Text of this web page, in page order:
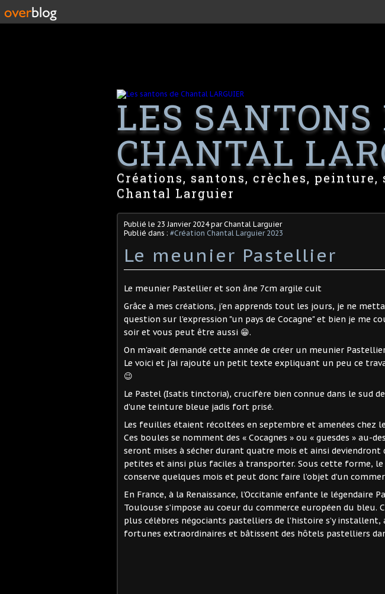
LES SANTONS
CHANTAL
Créations, santons, crèches,
Chantal Larguier
Publié le 23 Janvier 2024par Chantal Larguier
Publié dans : #Création Chantal Larguier 2023
Le meunier Pastellier
Le meunier Pastellier et son âne 7cm argile cuit
Grâce à mes créations, j'en apprends tout les jours, je ne
question sur l'expression "un pays de Cocagne" et bien je me
soir et vous peut être aussi 😁.
On m'avait demandé cette année de créer un meunier
Le voici et j'ai rajouté un petit texte expliquant un peu ce
😉
Le Pastel (Isatis tinctoria), crucifère bien connue dans le sud
d'une teinture bleue jadis fort prisé.
Les feuilles étaient récoltées en septembre et amenées chez
Ces boules se nomment des « Cocagnes » ou « guesdes » au-
seront mises à sécher durant quatre mois et ainsi deviendront
petites et ainsi plus faciles à transporter. Sous cette forme,
conserve quelques mois et peut donc faire l’objet d’un
En France, à la Renaissance, l’Occitanie enfante le légendaire
Toulouse s’impose au coeur du commerce européen du bleu.
plus célèbres négociants pastelliers de l’histoire s’y installent,
fortunes extraordinaires et bâtissent des hôtels pastelliers